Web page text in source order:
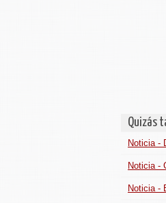
Quizás
Noticia -
Noticia -
Noticia -